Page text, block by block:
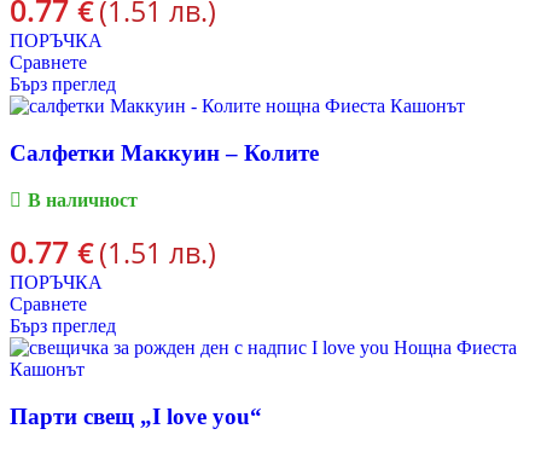
0.77 €(1.51 лв.)
ПОРЪЧКА
Сравнете
Бърз преглед
Салфетки Маккуин – Колите
В наличност
0.77 €(1.51 лв.)
ПОРЪЧКА
Сравнете
Бърз преглед
Парти свещ „I love you“